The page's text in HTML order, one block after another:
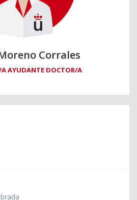
Corrales
A AYUDANTE DOCTOR/A